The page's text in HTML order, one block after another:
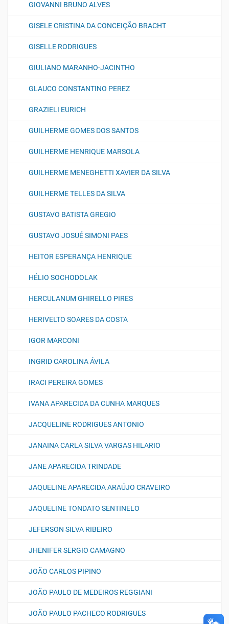
GIOVANNI BRUNO ALVES
GISELE CRISTINA DA CONCEIÇÃO BRACHT
GISELLE RODRIGUES
GIULIANO MARANHO-JACINTHO
GLAUCO CONSTANTINO PEREZ
GRAZIELI EURICH
GUILHERME GOMES DOS SANTOS
GUILHERME HENRIQUE MARSOLA
GUILHERME MENEGHETTI XAVIER DA SILVA
GUILHERME TELLES DA SILVA
GUSTAVO BATISTA GREGIO
GUSTAVO JOSUÉ SIMONI PAES
HEITOR ESPERANÇA HENRIQUE
HÉLIO SOCHODOLAK
HERCULANUM GHIRELLO PIRES
HERIVELTO SOARES DA COSTA
IGOR MARCONI
INGRID CAROLINA ÁVILA
IRACI PEREIRA GOMES
IVANA APARECIDA DA CUNHA MARQUES
JACQUELINE RODRIGUES ANTONIO
JANAINA CARLA SILVA VARGAS HILARIO
JANE APARECIDA TRINDADE
JAQUELINE APARECIDA ARAÚJO CRAVEIRO
JAQUELINE TONDATO SENTINELO
JEFERSON SILVA RIBEIRO
JHENIFER SERGIO CAMAGNO
JOÃO CARLOS PIPINO
JOÃO PAULO DE MEDEIROS REGGIANI
JOÃO PAULO PACHECO RODRIGUES